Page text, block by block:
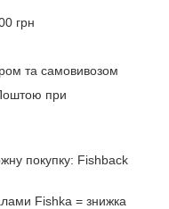
грн
та самовивозом
при
покупку: Fishback
Fishka = знижка